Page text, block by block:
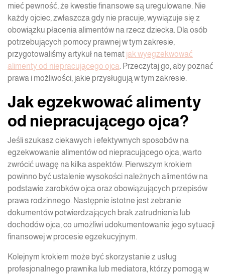
mieć pewność, że kwestie finansowe są uregulowane. Nie
każdy ojciec, zwłaszcza gdy nie pracuje, wywiązuje się z
obowiązku płacenia alimentów na rzecz dziecka. Dla osób
potrzebujących pomocy prawnej w tym zakresie,
przygotowaliśmy artykuł na temat jak wyegzekwować
alimenty od niepracującego ojca. Przeczytaj go, aby poznać
prawa i możliwości, jakie przysługują w tym zakresie.
Jak egzekwować alimenty
od niepracującego ojca?
Jeśli szukasz ciekawych i efektywnych sposobów na
egzekwowanie alimentów od niepracującego ojca, warto
zwrócić uwagę na kilka aspektów. Pierwszym krokiem
powinno być ustalenie wysokości należnych alimentów na
podstawie zarobków ojca oraz obowiązujących przepisów
prawa rodzinnego. Następnie istotne jest zebranie
dokumentów potwierdzających brak zatrudnienia lub
dochodów ojca, co umożliwi udokumentowanie jego sytuacji
finansowej w procesie egzekucyjnym.
Kolejnym krokiem może być skorzystanie z usług
profesjonalnego prawnika lub mediatora, którzy pomogą w